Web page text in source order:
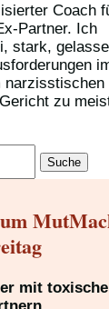
Coach
Partner. Ich
stark,
narzisstischen
zu
mit